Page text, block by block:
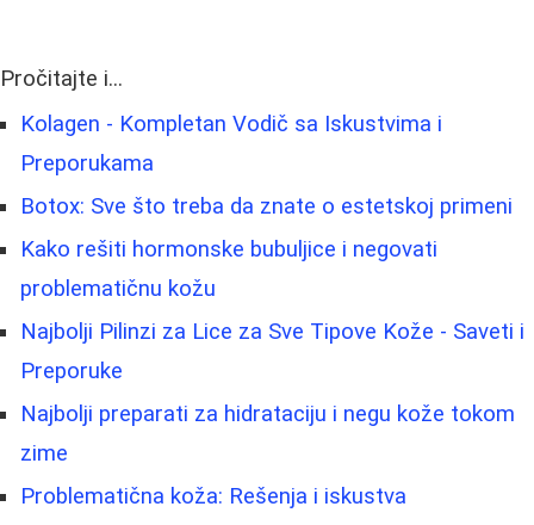
Pročitajte i...
Kolagen - Kompletan Vodič sa Iskustvima i
Preporukama
Botox: Sve što treba da znate o estetskoj primeni
Kako rešiti hormonske bubuljice i negovati
problematičnu kožu
Najbolji Pilinzi za Lice za Sve Tipove Kože - Saveti i
Preporuke
Najbolji preparati za hidrataciju i negu kože tokom
zime
Problematična koža: Rešenja i iskustva